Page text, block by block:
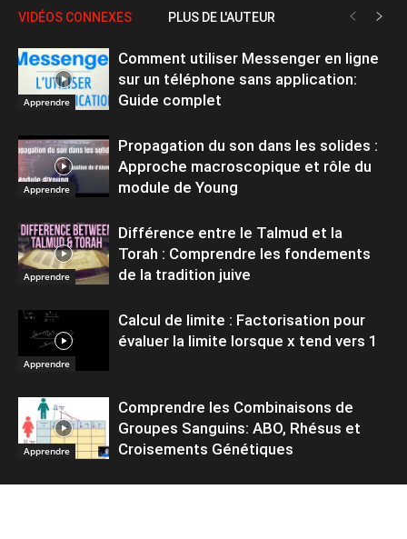
VIDÉOS CONNEXES PLUS DE L'AUTEUR
Apprendre
Comment utiliser Messenger en ligne
sur un téléphone sans application:
Guide complet
Apprendre
Propagation du son dans les solides :
Approche macroscopique et rôle du
module de Young
Apprendre
Différence entre le Talmud et la
Torah : Comprendre les fondements
de la tradition juive
Apprendre
Calcul de limite : Factorisation pour
évaluer la limite lorsque x tend vers 1
Apprendre
Comprendre les Combinaisons de
Groupes Sanguins: ABO, Rhésus et
Croisements Génétiques